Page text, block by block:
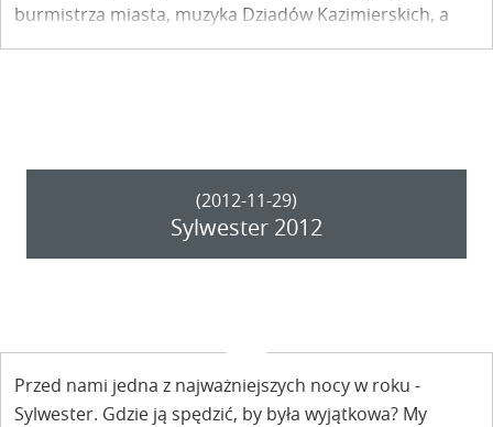
burmistrza miasta, muzyka Dziadów Kazimierskich, a
nawet tańce!
(2012-11-29)
Sylwester 2012
Przed nami jedna z najważniejszych nocy w roku -
Sylwester. Gdzie ją spędzić, by była wyjątkowa? My